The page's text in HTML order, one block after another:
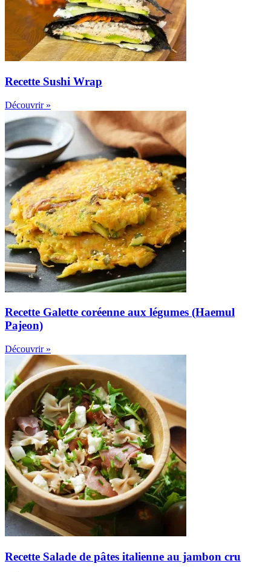
Recette Sushi Wrap
Découvrir »
Recette Galette coréenne aux légumes (Haemul
Pajeon)
Découvrir »
Recette Salade de pâtes italienne au jambon cru